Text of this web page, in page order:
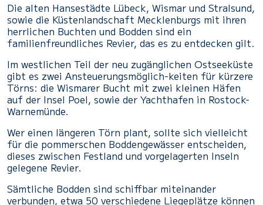
Die alten Hansestädte Lübeck, Wismar und Stralsund,
sowie die Küstenlandschaft Mecklenburgs mit ihren
herrlichen Buchten und Bodden sind ein
familienfreundliches Revier, das es zu entdecken gilt.
Im westlichen Teil der neu zugänglichen Ostseeküste
gibt es zwei Ansteuerungsmöglich-keiten für kürzere
Törns: die Wismarer Bucht mit zwei kleinen Häfen
auf der Insel Poel, sowie der Yachthafen in Rostock-
Warnemünde.
Wer einen längeren Törn plant, sollte sich vielleicht
für die pommerschen Boddengewässer entscheiden,
dieses zwischen Festland und vorgelagerten Inseln
gelegene Revier.
Sämtliche Bodden sind schiffbar miteinander
verbunden, etwa 50 verschiedene Liegeplätze können